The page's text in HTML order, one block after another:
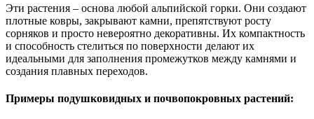
Эти растения – основа любой альпийской горки. Они создают
плотные ковры, закрывают камни, препятствуют росту
сорняков и просто невероятно декоративны. Их компактность
и способность стелиться по поверхности делают их
идеальными для заполнения промежутков между камнями и
создания плавных переходов.
Примеры подушковидных и почвопокровных растений: